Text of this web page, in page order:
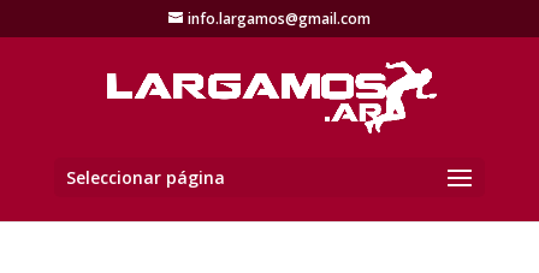
info.largamos@gmail.com
Seleccionar página